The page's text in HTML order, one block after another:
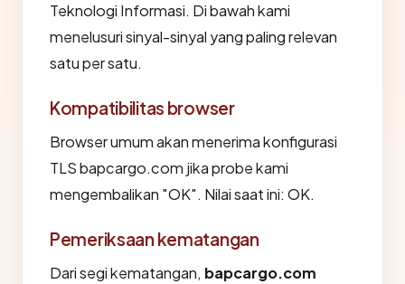
Teknologi Informasi. Di bawah kami
menelusuri sinyal-sinyal yang paling relevan
satu per satu.
Kompatibilitas browser
Browser umum akan menerima konfigurasi
TLS bapcargo.com jika probe kami
mengembalikan "OK". Nilai saat ini: OK.
Pemeriksaan kematangan
Dari segi kematangan, bapcargo.com